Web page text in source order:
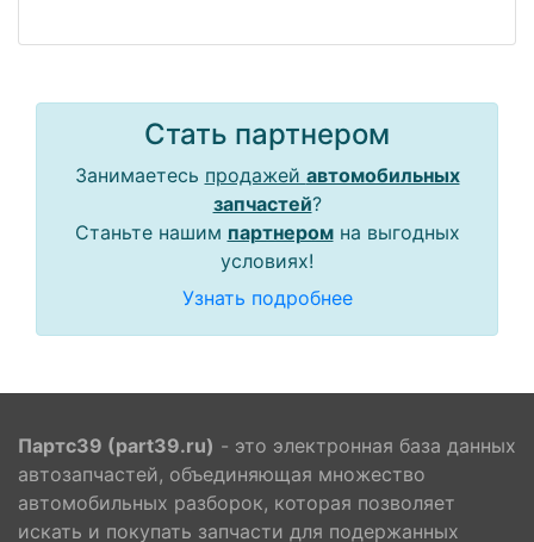
Стать партнером
Занимаетесь продажей автомобильных
запчастей?
Станьте нашим партнеромна выгодных
условиях!
Узнать подробнее
Партс39 (part39.ru) - это электронная база данных
автозапчастей, объединяющая множество
автомобильных разборок, которая позволяет
искать и покупать запчасти для подержанных